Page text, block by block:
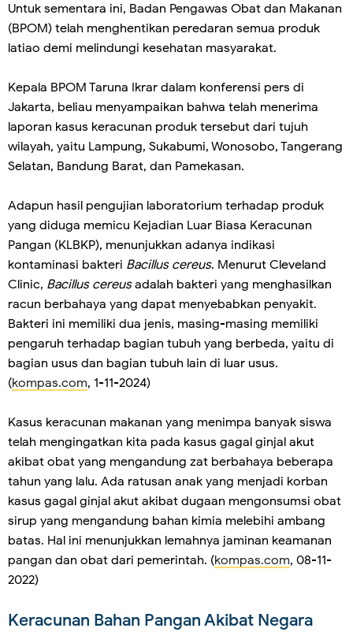
Untuk sementara ini, Badan Pengawas Obat dan Makanan
(BPOM) telah menghentikan peredaran semua produk
latiao demi melindungi kesehatan masyarakat.
Kepala BPOM Taruna Ikrar dalam konferensi pers di
Jakarta, beliau menyampaikan bahwa telah menerima
laporan kasus keracunan produk tersebut dari tujuh
wilayah, yaitu Lampung, Sukabumi, Wonosobo, Tangerang
Selatan, Bandung Barat, dan Pamekasan.
Adapun hasil pengujian laboratorium terhadap produk
yang diduga memicu Kejadian Luar Biasa Keracunan
Pangan (KLBKP), menunjukkan adanya indikasi
kontaminasi bakteri Bacillus cereus. Menurut Cleveland
Clinic, Bacillus cereusadalah bakteri yang menghasilkan
racun berbahaya yang dapat menyebabkan penyakit.
Bakteri ini memiliki dua jenis, masing-masing memiliki
pengaruh terhadap bagian tubuh yang berbeda, yaitu di
bagian usus dan bagian tubuh lain di luar usus.
(kompas.com, 1-11-2024)
Kasus keracunan makanan yang menimpa banyak siswa
telah mengingatkan kita pada kasus gagal ginjal akut
akibat obat yang mengandung zat berbahaya beberapa
tahun yang lalu. Ada ratusan anak yang menjadi korban
kasus gagal ginjal akut akibat dugaan mengonsumsi obat
sirup yang mengandung bahan kimia melebihi ambang
batas. Hal ini menunjukkan lemahnya jaminan keamanan
pangan dan obat dari pemerintah. (kompas.com, 08-11-
2022)
Keracunan Bahan Pangan Akibat Negara